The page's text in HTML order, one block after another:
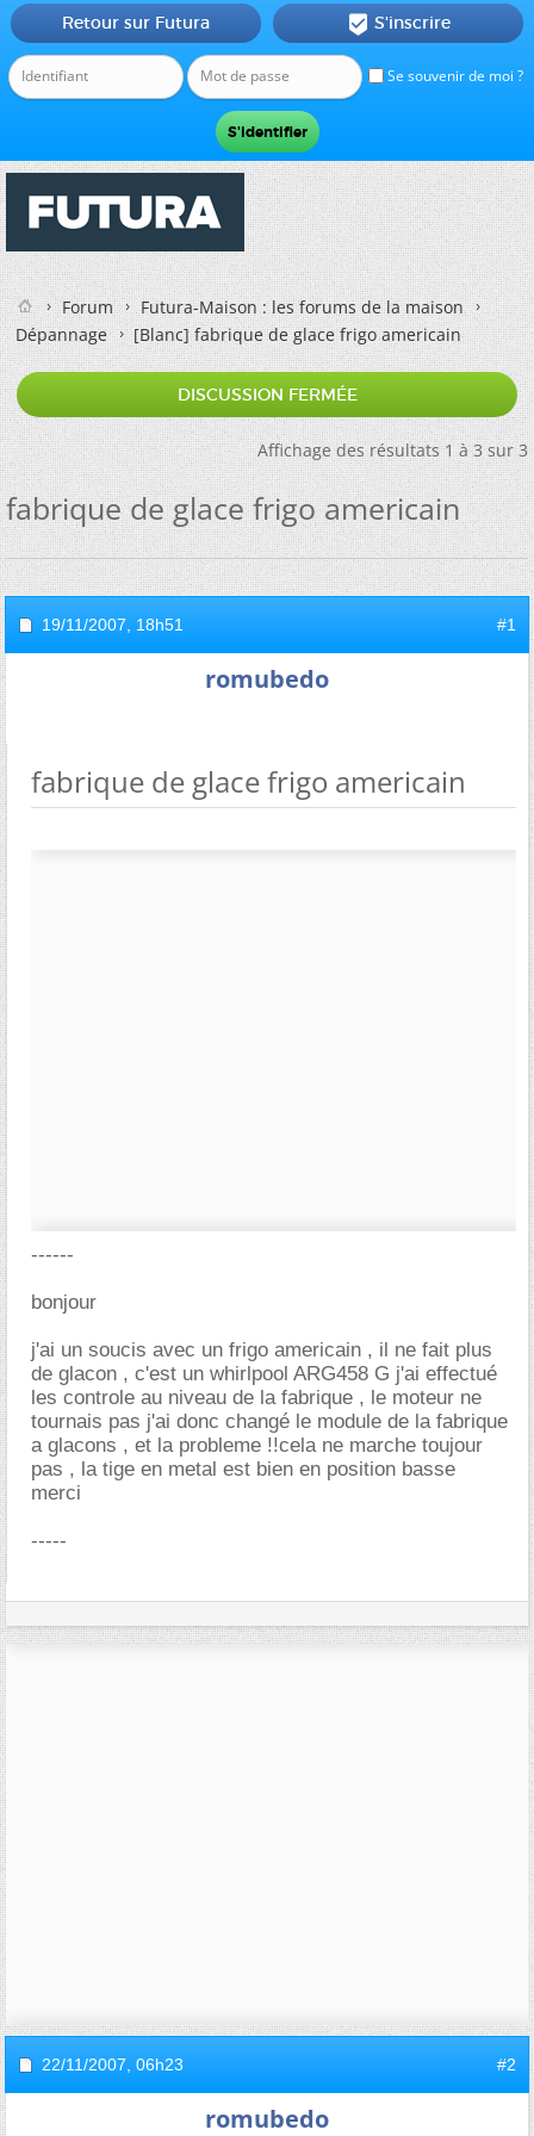
Se souvenir de moi ?
Retour sur Futura  S'inscrire
Forum
Futura-Maison : les forums de la maison
Dépannage
[Blanc]fabrique de glace frigo americain
DISCUSSION FERMÉE
Affichage des résultats 1 à 3 sur 3
fabrique de glace frigo americain
19/11/2007, 18h51 #1
romubedo
fabrique de glace frigo americain
------
bonjour
j'ai un soucis avec un frigo americain , il ne fait plus
de glacon , c'est un whirlpool ARG458 G j'ai effectué
les controle au niveau de la fabrique , le moteur ne
tournais pas j'ai donc changé le module de la fabrique
a glacons , et la probleme !!cela ne marche toujour
pas , la tige en metal est bien en position basse
merci
-----
22/11/2007, 06h23 #2
romubedo